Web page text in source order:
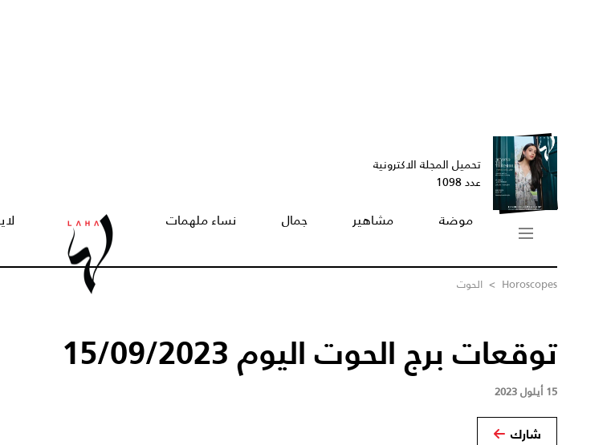
تحميل المجلة الاكترونية
عدد 1098
موضة مشاهير جمال نساء ملهمات
Horoscopes
> الحوت
توقعات برج الحوت اليوم 15/09/2023
15 أيلول 2023
شارك